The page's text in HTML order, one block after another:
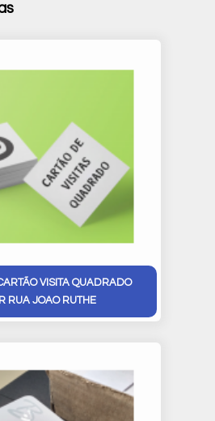
VISITA QUADRADO
RUA JOAO RUTHE